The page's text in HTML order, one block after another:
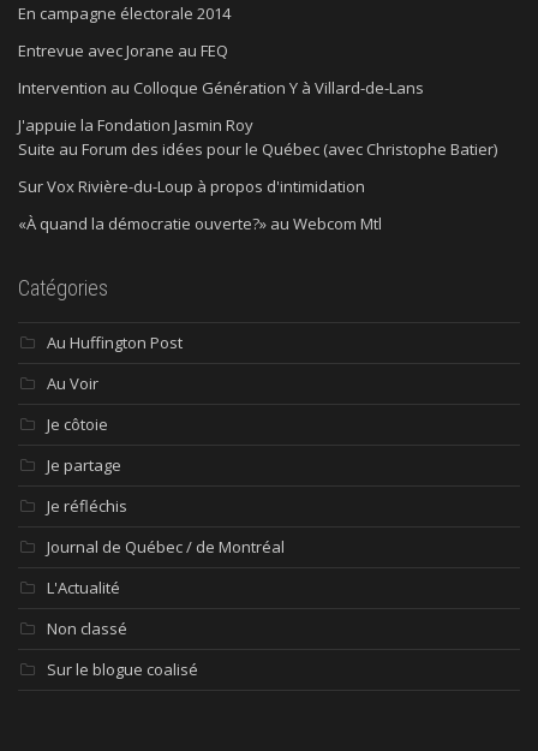
En campagne électorale 2014
Entrevue avec Jorane au FEQ
Intervention au Colloque Génération Y à Villard-de-Lans
J'appuie la Fondation Jasmin Roy
Suite au Forum des idées pour le Québec (avec Christophe Batier)
Sur Vox Rivière-du-Loup à propos d'intimidation
«À quand la démocratie ouverte?» au Webcom Mtl
Catégories
Au Huffington Post
Au Voir
Je côtoie
Je partage
Je réfléchis
Journal de Québec / de Montréal
L'Actualité
Non classé
Sur le blogue coalisé